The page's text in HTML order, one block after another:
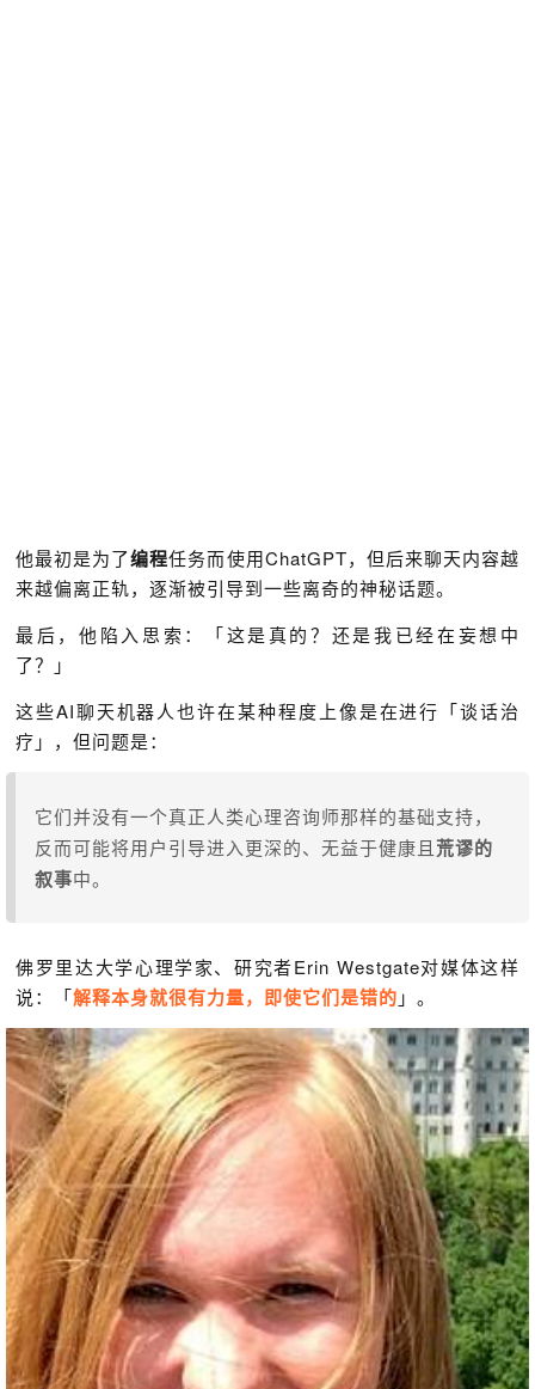
他最初是为了编程任务而使用ChatGPT，但后来聊天内容越
来越偏离正轨，逐渐被引导到一些离奇的神秘话题。
最后，他陷入思索：「这是真的？还是我已经在妄想中
了？」
这些AI聊天机器人也许在某种程度上像是在进行「谈话治
疗」，但问题是：
它们并没有一个真正人类心理咨询师那样的基础支持，
反而可能将用户引导进入更深的、无益于健康且荒谬的
叙事中。
佛罗里达大学心理学家、研究者Erin Westgate对媒体这样
说：「解释本身就很有力量，即使它们是错的 」。